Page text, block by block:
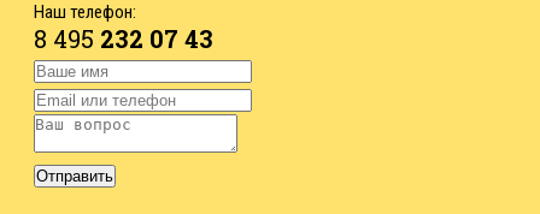
Наш телефон:
8 495 232 07 43